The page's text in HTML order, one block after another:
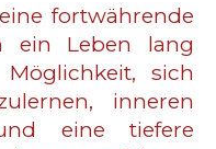
fortwährende
ein Leben lang
sich
inneren
eine tiefere